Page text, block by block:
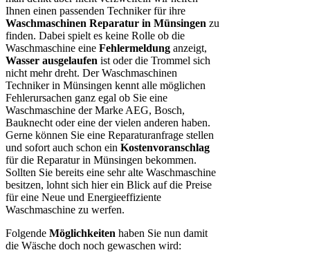
Ihnen einen passenden Techniker für ihre
Waschmaschinen Reparatur in Münsingen zu
finden. Dabei spielt es keine Rolle ob die
Waschmaschine eine Fehlermeldung anzeigt,
Wasser ausgelaufen ist oder die Trommel sich
nicht mehr dreht. Der Waschmaschinen
Techniker in Münsingen kennt alle möglichen
Fehlerursachen ganz egal ob Sie eine
Waschmaschine der Marke AEG, Bosch,
Bauknecht oder eine der vielen anderen haben.
Gerne können Sie eine Reparaturanfrage stellen
und sofort auch schon ein Kostenvoranschlag
für die Reparatur in Münsingen bekommen.
Sollten Sie bereits eine sehr alte Waschmaschine
besitzen, lohnt sich hier ein Blick auf die Preise
für eine Neue und Energieeffiziente
Waschmaschine zu werfen.
Folgende Möglichkeiten haben Sie nun damit
die Wäsche doch noch gewaschen wird: